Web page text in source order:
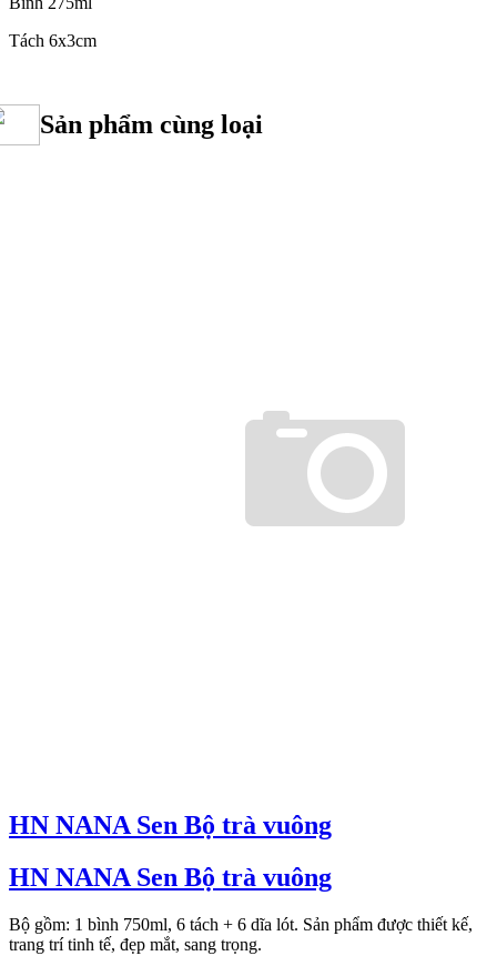
Tách 6x3cm
Sản phẩm cùng loại
HN NANA Sen Bộ trà vuông
HN NANA Sen Bộ trà vuông
Bộ gồm: 1 bình 750ml, 6 tách + 6 dĩa lót. Sản phẩm được thiết kế,
trang trí tinh tế, đẹp mắt, sang trọng.